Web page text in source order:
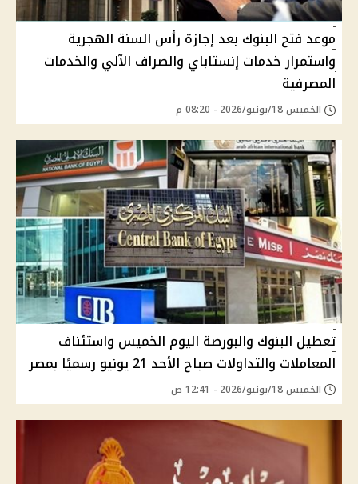
موعد فتح البنوك بعد إجازة رأس السنة الهجرية
واستمرار خدمات إنستاباي والصراف الآلي والخدمات
المصرفية
الخميس 18/يونيو/2026 - 08:20 م
تعطيل البنوك والبورصة اليوم الخميس واستئناف
المعاملات والتداولات صباح الأحد 21 يونيو رسميًا بمصر
الخميس 18/يونيو/2026 - 12:41 ص